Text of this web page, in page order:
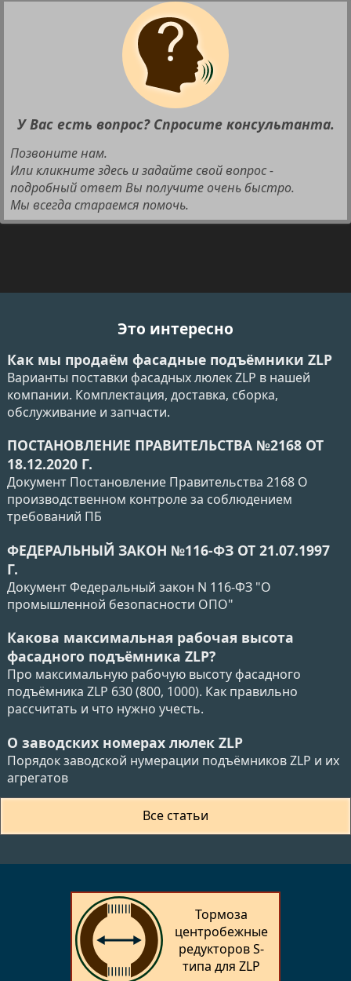
У Вас есть вопрос? Спросите консультанта.
Позвоните нам.
Или кликните здесь и задайте свой вопрос -
подробный ответ Вы получите очень быстро.
Мы всегда стараемся помочь.
Это интересно
Как мы продаём фасадные подъёмники ZLP
Варианты поставки фасадных люлек ZLP в нашей
компании. Комплектация, доставка, сборка,
обслуживание и запчасти.
ПОСТАНОВЛЕНИЕ ПРАВИТЕЛЬСТВА №2168 ОТ
18.12.2020 Г.
Документ Постановление Правительства 2168 О
производственном контроле за соблюдением
требований ПБ
ФЕДЕРАЛЬНЫЙ ЗАКОН №116-ФЗ ОТ 21.07.1997
Г.
Документ Федеральный закон N 116-ФЗ "О
промышленной безопасности ОПО"
Какова максимальная рабочая высота
фасадного подъёмника ZLP?
Про максимальную рабочую высоту фасадного
подъёмника ZLP 630 (800, 1000). Как правильно
рассчитать и что нужно учесть.
О заводских номерах люлек ZLP
Порядок заводской нумерации подъёмников ZLP и их
агрегатов
Все статьи
Тормоза
центробежные
редукторов S-
типа для ZLP